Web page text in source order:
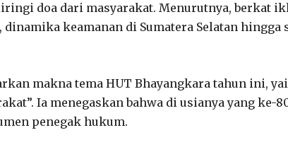
doa dari masyarakat. Menurutnya, berkat
keamanan di Sumatera Selatan hingga
makna tema HUT Bhayangkara tahun ini,
Ia menegaskan bahwa di usianya yang ke-
penegak hukum.